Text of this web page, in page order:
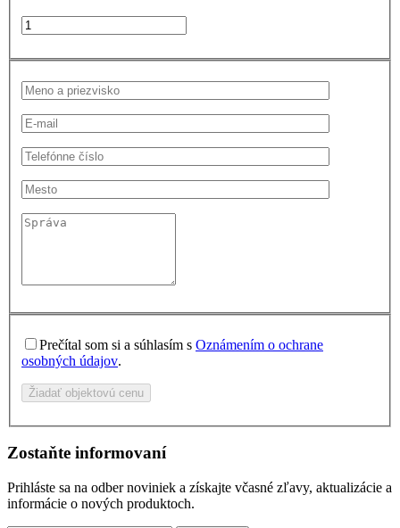
Prečítal som si a súhlasím s Oznámením o ochrane
osobných údajov.
Žiadať objektovú cenu
Zostaňte informovaní
Prihláste sa na odber noviniek a získajte včasné zľavy, aktualizácie a
informácie o nových produktoch.